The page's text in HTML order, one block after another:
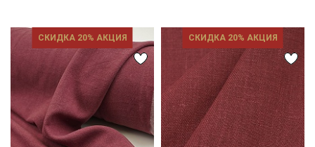
СКИДКА 20% АКЦИЯ СКИДКА 20% АКЦИЯ